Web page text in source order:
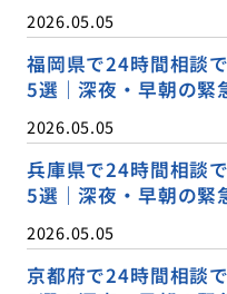
2026.05.05
福岡県で24時間相談
5選｜深夜・早朝の緊
2026.05.05
兵庫県で24時間相談
5選｜深夜・早朝の緊
2026.05.05
京都府で24時間相談